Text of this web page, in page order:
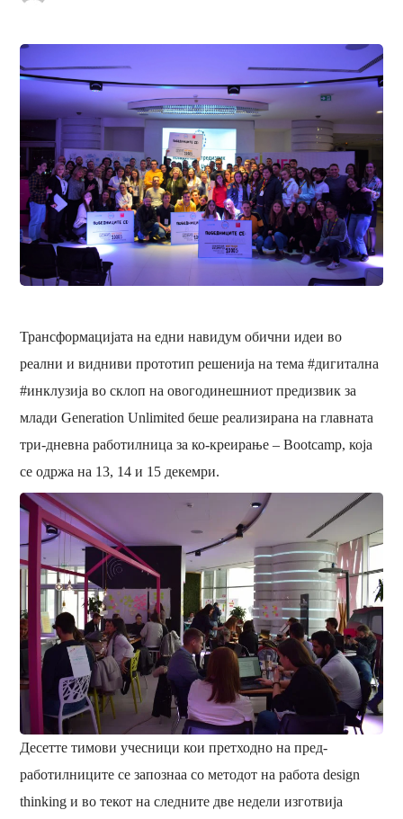
Трансформацијата на едни навидум обични идеи во
реални и видниви прототип решенија на тема #дигитална
#инклузија во склоп на овогодинешниот предизвик за
млади Generation Unlimited беше реализирана на главната
три-дневна работилница за ко-креирање – Bootcamp, која
се одржа на 13, 14 и 15 декемри.
Десетте тимови учесници кои претходно на пред-
работилниците се запознаа со методот на работа design
thinking и во текот на следните две недели изготвија